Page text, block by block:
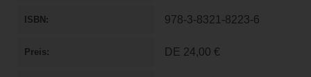
ISBN 978-3-8321-8223-6
Preis DE 24,00 €